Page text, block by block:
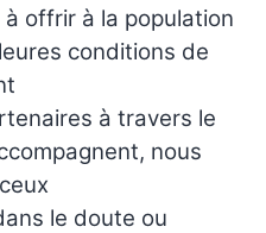
offrir à la population
conditions de
à travers le
nous
le doute ou